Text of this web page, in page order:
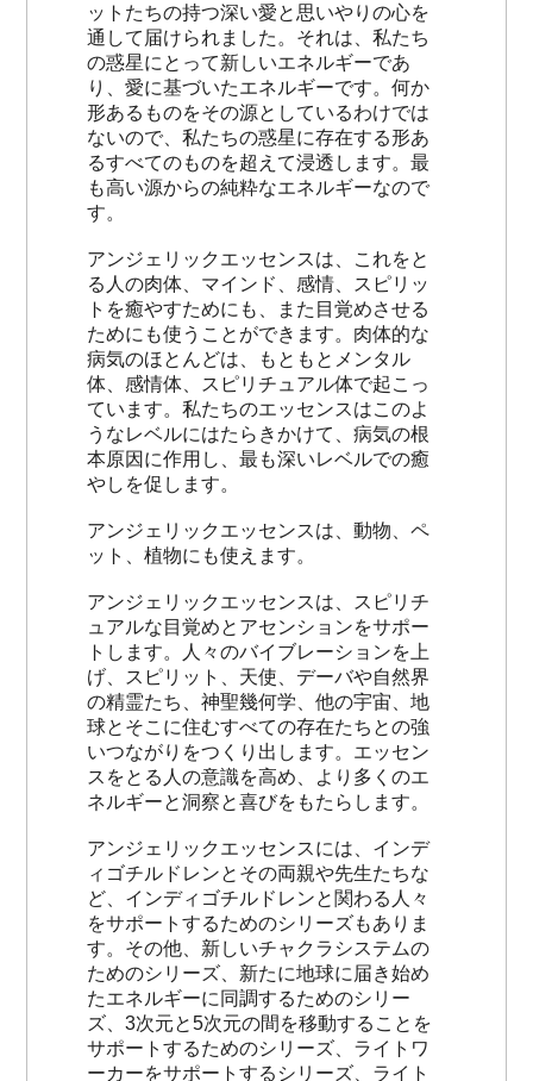
ットたちの持つ深い愛と思いやりの心を
通して届けられました。それは、私たち
の惑星にとって新しいエネルギーであ
り、愛に基づいたエネルギーです。何か
形あるものをその源としているわけでは
ないので、私たちの惑星に存在する形あ
るすべてのものを超えて浸透します。最
も高い源からの純粋なエネルギーなので
す。
アンジェリックエッセンスは、これをと
る人の肉体、マインド、感情、スピリッ
トを癒やすためにも、また目覚めさせる
ためにも使うことができます。肉体的な
病気のほとんどは、もともとメンタル
体、感情体、スピリチュアル体で起こっ
ています。私たちのエッセンスはこのよ
うなレベルにはたらきかけて、病気の根
本原因に作用し、最も深いレベルでの癒
やしを促します。
アンジェリックエッセンスは、動物、ペ
ット、植物にも使えます。
アンジェリックエッセンスは、スピリチ
ュアルな目覚めとアセンションをサポー
トします。人々のバイブレーションを上
げ、スピリット、天使、デーバや自然界
の精霊たち、神聖幾何学、他の宇宙、地
球とそこに住むすべての存在たちとの強
いつながりをつくり出します。エッセン
スをとる人の意識を高め、より多くのエ
ネルギーと洞察と喜びをもたらします。
アンジェリックエッセンスには、インデ
ィゴチルドレンとその両親や先生たちな
ど、インディゴチルドレンと関わる人々
をサポートするためのシリーズもありま
す。その他、新しいチャクラシステムの
ためのシリーズ、新たに地球に届き始め
たエネルギーに同調するためのシリー
ズ、3次元と5次元の間を移動することを
サポートするためのシリーズ、ライトワ
ーカーをサポートするシリーズ、ライト